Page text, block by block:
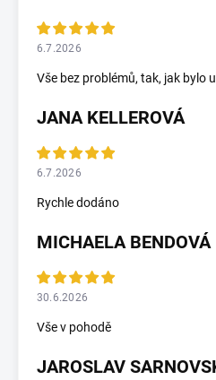
6.7.2026
Vše bez problémů, tak, jak bylo
JANA KELLEROVÁ
6.7.2026
Rychle dodáno
MICHAELA BENDOVÁ
30.6.2026
Vše v pohodě
JAROSLAV